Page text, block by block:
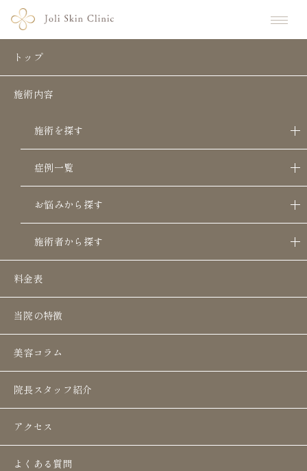
トップ
施術内容
施術を探す
症例一覧
お悩みから探す
施術者から探す
料金表
当院の特徴
美容コラム
院長スタッフ紹介
アクセス
よくある質問
ボトックス注射の副作用は？デメリッ
の改善効果や顔のエラ張りを抑えるなどの効果が
期待できます。しかし、ボトックス注射の副作用
にどのようなものがあるのか気になっている方は
当記事では、ボトックス注射の8つの副作用を説明
します。またボトックス注射の副作用を回避する
方法や失敗してしまったと感じた際の対処法もま
カウンセリング予約はこちら